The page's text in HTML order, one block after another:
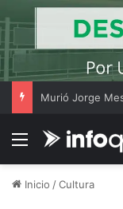
Murió Jorge
Menú
Inicio /Cultura